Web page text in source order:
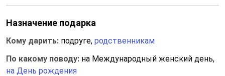
Назначение подарка
Кому дарить: подруге, родственникам
По какому поводу: на Международный женский день,
на День рождения